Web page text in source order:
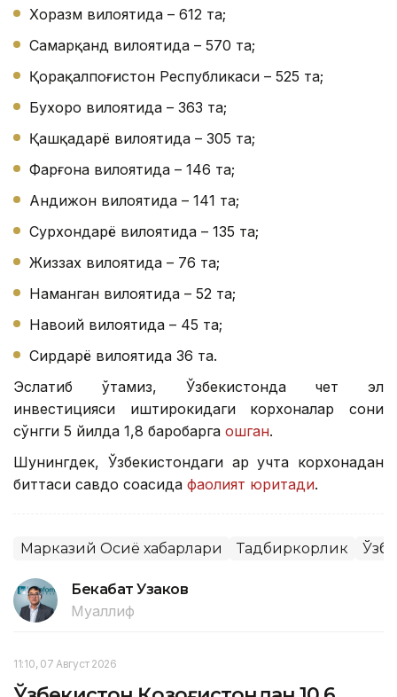
Хоразм вилоятида – 612 та;
Самарқанд вилоятида – 570 та;
Қорақалпоғистон Республикаси – 525 та;
Бухoрo вилоятида – 363 та;
Қашқадарё вилоятида – 305 та;
Фарғона вилоятида – 146 та;
Андижон вилоятида – 141 та;
Сурхондарё вилоятида – 135 та;
Жиззах вилоятида – 76 та;
Наманган вилоятида – 52 та;
Навоий вилоятида – 45 та;
Сирдарё вилоятида 36 та.
Эслатиб ўтамиз, Ўзбекистонда чет эл
инвестицияси иштирокидаги корхоналар сони
сўнгги 5 йилда 1,8 баробарга ошган.
Шунингдек, Ўзбекистондаги ҳар учта корхонадан
биттаси савдо соҳасида фаолият юритади.
Марказий Осиё хабарлари Тадбиркорлик
Бекабат Узаков
Муаллиф
11:10, 07 Август 2026